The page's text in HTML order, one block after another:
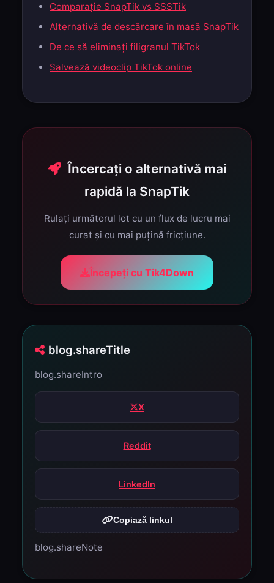
Comparație SnapTik vs SSSTik
Alternativă de descărcare în masă SnapTik
De ce să eliminați filigranul TikTok
Salvează videoclip TikTok online
Încercați o alternativă mai
rapidă la SnapTik
Rulați următorul lot cu un flux de lucru mai
curat și cu mai puțină fricțiune.
Începeți cu Tik4Down
blog.shareTitle
blog.shareIntro
X
Reddit
LinkedIn
Copiază linkul
blog.shareNote